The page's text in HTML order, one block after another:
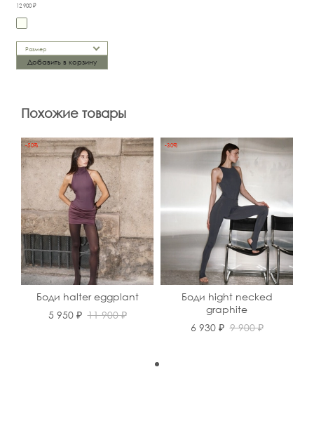
12 900 ₽
Размер
Добавить в корзину
Похожие товары
-50%
Боди halter eggplant
5 950 ₽ 11 900 ₽
-30%
Боди hight necked
graphite
6 930 ₽ 9 900 ₽